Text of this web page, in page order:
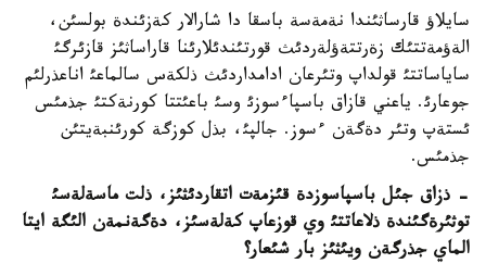
سايلاؤ قارساثئندا نةمةسة باسقا دا شارالار كةزئندة بولسئن،
الةؤمةتتئك زةرتتةؤلةردئث قورتئندئلارئنا قاراساثئز قازئرگئ
ساياساتتئ قولداپ وتئرعان ادامداردئث ذلكةس سالماعئ اناعذرلئم
جوعارئ. ياعني قازاق باسپاءسوزئ وسئ باعئتتا كورنةكتئ جذمئس
ئستةپ وتئر دةگةن ءسوز. جالپئ، بذل كوزگة كورئنبةيتئن
جذمئس.
- ذزاق جئل باسپاسوزدة قئزمةت اتقاردئثئز، ذلت ماسةلةسئ
توثئرةگئندة ذلاعاتتئ وي قوزعاپ كةلةسئز، دةگةنمةن الئگة ايتا
الماي جذرگةن ويئثئز بار شئعار؟